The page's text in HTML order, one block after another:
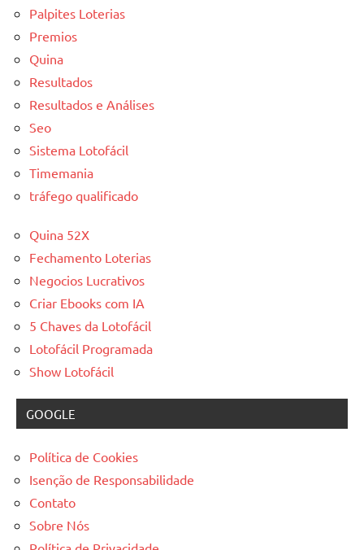
Palpites Loterias
Premios
Quina
Resultados
Resultados e Análises
Seo
Sistema Lotofácil
Timemania
tráfego qualificado
Quina 52X
Fechamento Loterias
Negocios Lucrativos
Criar Ebooks com IA
5 Chaves da Lotofácil
Lotofácil Programada
Show Lotofácil
GOOGLE
Política de Cookies
Isenção de Responsabilidade
Contato
Sobre Nós